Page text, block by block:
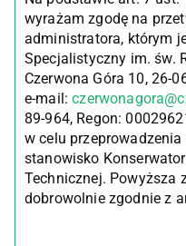
wyrażam zgodę na
administratora, którym
Specjalistyczny im. św.
Czerwona Góra 10, 26-
e-mail:
89-964, Regon:
w celu
stanowisko
Technicznej. Powyższa
dobrowolnie zgodnie z